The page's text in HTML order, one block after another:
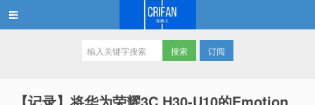
订阅